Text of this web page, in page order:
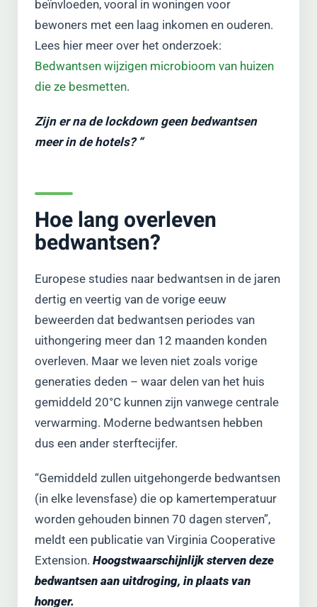
beïnvloeden, vooral in woningen voor
bewoners met een laag inkomen en ouderen.
Lees hier meer over het onderzoek:
Bedwantsen wijzigen microbioom van huizen
die ze besmetten.
Zijn er na de lockdown geen bedwantsen
meer in de hotels? “
Hoe lang overleven
bedwantsen?
Europese studies naar bedwantsen in de jaren
dertig en veertig van de vorige eeuw
beweerden dat bedwantsen periodes van
uithongering meer dan 12 maanden konden
overleven. Maar we leven niet zoals vorige
generaties deden – waar delen van het huis
gemiddeld 20°C kunnen zijn vanwege centrale
verwarming. Moderne bedwantsen hebben
dus een ander sterftecijfer.
“Gemiddeld zullen uitgehongerde bedwantsen
(in elke levensfase) die op kamertemperatuur
worden gehouden binnen 70 dagen sterven”,
meldt een publicatie van Virginia Cooperative
Extension. Hoogstwaarschijnlijk sterven deze
bedwantsen aan uitdroging, in plaats van
honger.